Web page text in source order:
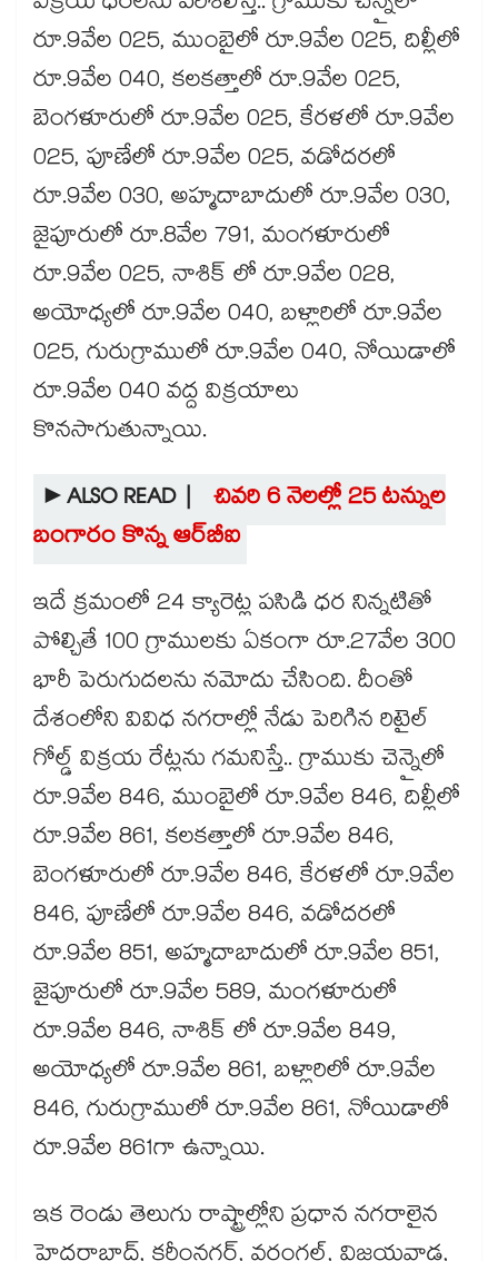
రూ.9వేల 025, ముంబైలో రూ.9వేల 025, దిల్లీలో
రూ.9వేల 040, కలకత్తాలో రూ.9వేల 025,
బెంగళూరులో రూ.9వేల 025, కేరళలో రూ.9వేల
025, పూణేలో రూ.9వేల 025, వడోదరలో
రూ.9వేల 030, అహ్మదాబాదులో రూ.9వేల 030,
జైపూరులో రూ.8వేల 791, మంగళూరులో
రూ.9వేల 025, నాశిక్ లో రూ.9వేల 028,
అయోధ్యలో రూ.9వేల 040, బళ్లారిలో రూ.9వేల
025, గురుగ్రాములో రూ.9వేల 040, నోయిడాలో
రూ.9వేల 040 వద్ద విక్రయాలు
కొనసాగుతున్నాయి.
►ALSO READ | చివరి 6 నెలల్లో 25 టన్నుల
బంగారం కొన్న ఆర్‌‌‌‌‌‌‌‌‌‌‌‌‌‌‌‌‌‌‌‌‌‌‌‌‌‌‌‌‌‌‌‌బీఐ
ఇదే క్రమంలో 24 క్యారెట్ల పసిడి ధర నిన్నటితో
పోల్చితే 100 గ్రాములకు ఏకంగా రూ.27వేల 300
భారీ పెరుగుదలను నమోదు చేసింది. దీంతో
దేశంలోని వివిధ నగరాల్లో నేడు పెరిగిన రిటైల్
గోల్డ్ విక్రయ రేట్లను గమనిస్తే.. గ్రాముకు చెన్నైలో
రూ.9వేల 846, ముంబైలో రూ.9వేల 846, దిల్లీలో
రూ.9వేల 861, కలకత్తాలో రూ.9వేల 846,
బెంగళూరులో రూ.9వేల 846, కేరళలో రూ.9వేల
846, పూణేలో రూ.9వేల 846, వడోదరలో
రూ.9వేల 851, అహ్మదాబాదులో రూ.9వేల 851,
జైపూరులో రూ.9వేల 589, మంగళూరులో
రూ.9వేల 846, నాశిక్ లో రూ.9వేల 849,
అయోధ్యలో రూ.9వేల 861, బళ్లారిలో రూ.9వేల
846, గురుగ్రాములో రూ.9వేల 861, నోయిడాలో
రూ.9వేల 861గా ఉన్నాయి.
ఇక రెండు తెలుగు రాష్ట్రాల్లోని ప్రధాన నగరాలైన